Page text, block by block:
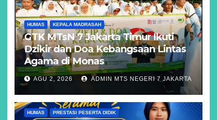
HUMAS KEPALA MADRASAH
GTK MTsN 7 Jakarta Timur Ikuti
Dzikir dan Doa Kebangsaan Lintas
Agama di Monas
AGU 2, 2026 ADMIN MTS NEGERI 7 JAKARTA
HUMAS PRESTASI PESERTA DIDIK